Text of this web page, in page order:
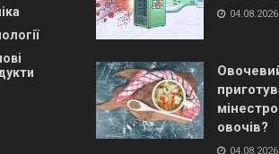
04.08.2026
овочів?
04.08.2026